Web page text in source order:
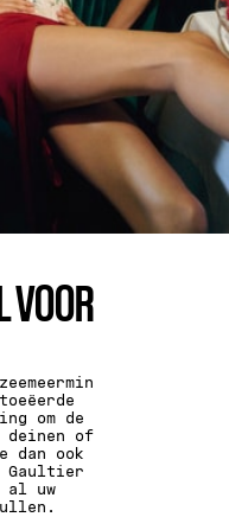
VOOR
om de
of
dan ook
Gaultier
al uw